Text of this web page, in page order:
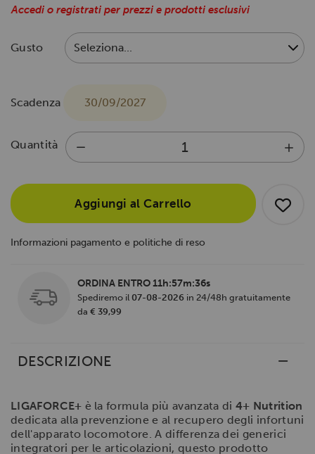
Accedi o registrati per prezzi e prodotti esclusivi
Gusto
Scadenza 30/09/2027
Quantità
Aggiungi al Carrello
Informazioni pagamento e politiche di reso
ORDINA ENTRO11h:57m:36s
Spediremo il 07-08-2026 in 24/48h gratuitamente
da € 39,99
DESCRIZIONE
LIGAFORCE+ è la formula più avanzata di 4+ Nutrition
dedicata alla prevenzione e al recupero degli infortuni
dell'apparato locomotore. A differenza dei generici
integratori per le articolazioni, questo prodotto